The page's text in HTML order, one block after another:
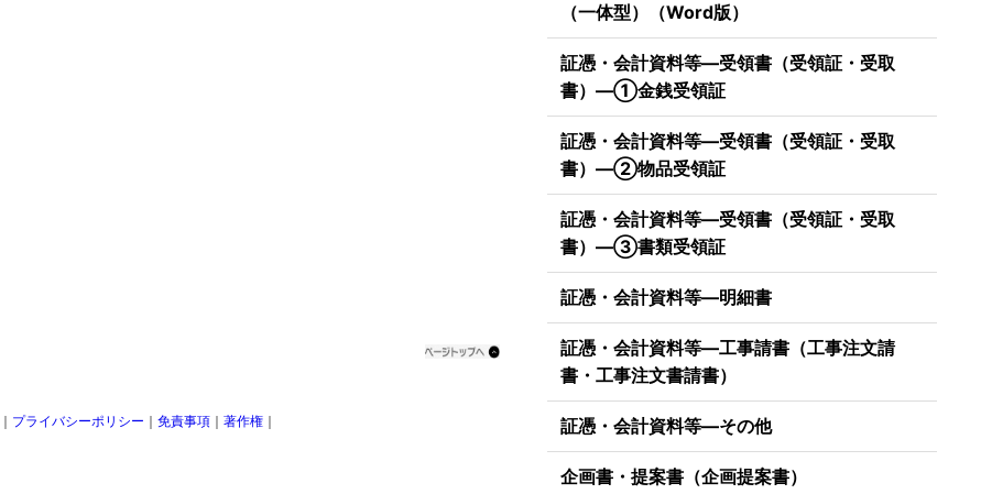
｜ プライバシーポリシー ｜免責事項 ｜著作権 ｜
（一体型）（Word版）
証憑・会計資料等―受領書（受領証・受取
書）―①金銭受領証
証憑・会計資料等―受領書（受領証・受取
書）―②物品受領証
証憑・会計資料等―受領書（受領証・受取
書）―③書類受領証
証憑・会計資料等―明細書
証憑・会計資料等―工事請書（工事注文請
書・工事注文書請書）
証憑・会計資料等―その他
企画書・提案書（企画提案書）